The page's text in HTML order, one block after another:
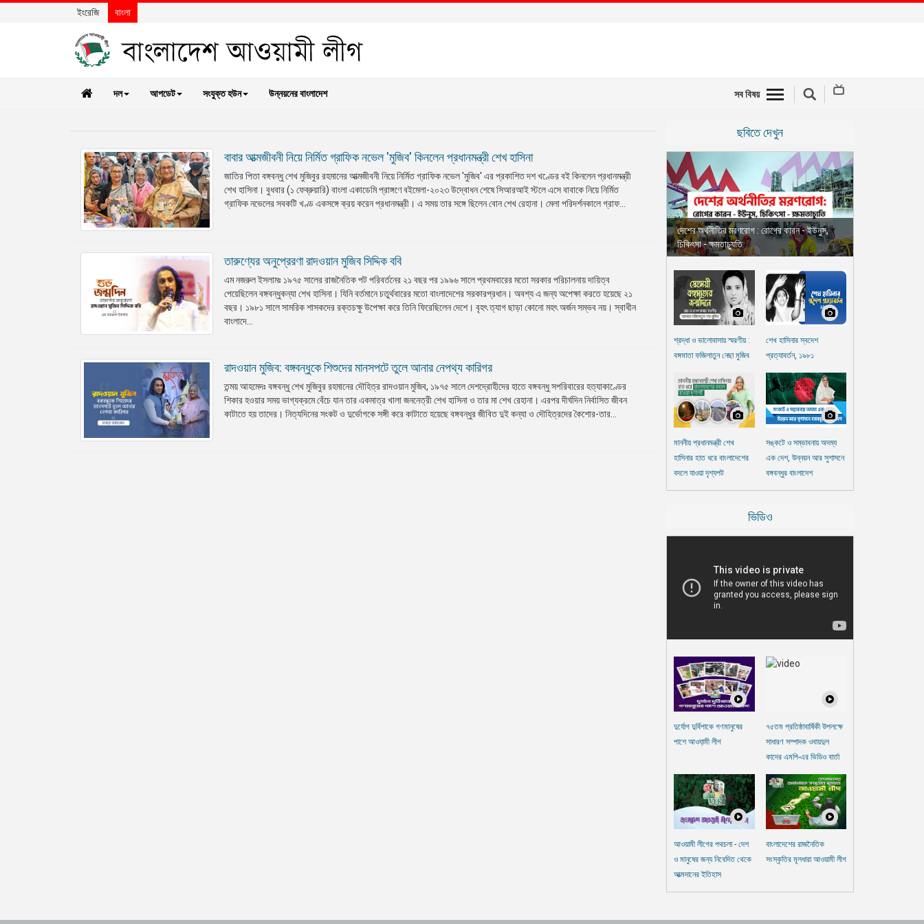
ইংরেজি বাংলা
দল আপডেট সংযুক্ত হউন উন্নয়নের বাংলাদেশ সব বিষয়
বাবার আত্মজীবনী নিয়ে নির্মিত গ্রাফিক নভেল 'মুজিব' কিনলেন প্রধানমন্ত্রী শেখ হাসিনা
জাতির পিতা বঙ্গবন্ধু শেখ মুজিবুর রহমানের আত্মজীবনী নিয়ে নির্মিত গ্রাফিক নভেল 'মুজিব' এর প্রকাশিত দশ খণ্ডের বই কিনলেন প্রধানমন্ত্রী
শেখ হাসিনা। বুধবার (১ ফেব্রুয়ারি) বাংলা একাডেমি প্রাঙ্গণে বইমেলা-২০২৩ উদ্বোধন শেষে সিআরআই স্টলে এসে বাবাকে নিয়ে নির্মিত
গ্রাফিক নভেলের সবকটি খণ্ড একসঙ্গে ক্রয় করেন প্রধানমন্ত্রী। এ সময় তার সঙ্গে ছিলেন বোন শেখ রেহানা। মেলা পরিদর্শনকালে গ্রাফ...
তারুণ্যের অনুপ্রেরণা রাদওয়ান মুজিব সিদ্দিক ববি
এম নজরুল ইসলামঃ ১৯৭৫ সালের রাজনৈতিক পট পরিবর্তনের ২১ বছর পর ১৯৯৬ সালে প্রথমবারের মতো সরকার পরিচালনায় দায়িত্ব
পেয়েছিলেন বঙ্গবন্ধুকন্যা শেখ হাসিনা। যিনি বর্তমানে চতুর্থবারের মতো বাংলাদেশের সরকারপ্রধান। অবশ্য এ জন্য অপেক্ষা করতে হয়েছে ২১
বছর। ১৯৮১ সালে সামরিক শাসকদের রক্তচক্ষু উপেক্ষা করে তিনি ফিরেছিলেন দেশে। বৃহৎ ত্যাগ ছাড়া কোনো মহৎ অর্জন সম্ভব নয়। স্বাধীন
বাংলাদে...
রাদওয়ান মুজিব: বঙ্গবন্ধুকে শিশুদের মানসপটে তুলে আনার নেপথ্য কারিগর
তন্ময় আহমেদঃ বঙ্গবন্ধু শেখ মুজিবুর রহমানের দৌহিত্র রাদওয়ান মুজিব, ১৯৭৫ সালে দেশদ্রোহীদের হাতে বঙ্গবন্ধু সপরিবারের হত্যাকাণ্ডের
শিকার হওয়ার সময় ভাগ্যক্রমে বেঁচে যান তার একমাত্র খালা জননেত্রী শেখ হাসিনা ও তার মা শেখ রেহানা। এরপর দীর্ঘদিন নির্বাসিত জীবন
কাটাতে হয় তাদের। নিত্যদিনের সংকট ও দুর্ভোগকে সঙ্গী করে কাটাতে হয়েছে বঙ্গবন্ধুর জীবিত দুই কন্যা ও দৌহিত্রদের কৈশোর-তার...
ছবিতে দেখুন
দেশের অর্থনীতির মরণরোগ : রোগের কারন - ইউনুস,
চিকিৎসা - ক্ষমতাচ্যুতি
শ্রদ্ধা ও ভালোবাসায় স্মরণীয় :
বঙ্গমাতা ফজিলাতুন নেছা মুজিব
শেখ হাসিনার স্বদেশ
প্রত্যাবর্তন, ১৯৮১
মাননীয় প্রধানমন্ত্রী শেখ
হাসিনার হাত ধরে বাংলাদেশের
বদলে যাওয়া দৃশ্যপট
সঙ্কটে ও সম্ভাবনায় অদম্য
এক দেশ, উন্নয়ন আর সুশাসনে
বঙ্গবন্ধুর বাংলাদেশ
ভিডিও
দুর্যোগ দুর্বিপাকে গণমানুষের
পাশে আওযা়মী লীগ
৭৫তম প্রতিষ্ঠাবার্ষিকী উপলক্ষে
সাধারণ সম্পাদক ওবায়দুল
কাদের এমপি-এর ভিডিও বার্তা
আওয়ামী লীগের পথচলা - দেশ
ও মানুষের জন্য নিবেদিত থেকে
আত্মদানের ইতিহাস
বাংলাদেশের রাজনৈতিক
সংস্কৃতির মূলধারা আওয়ামী লীগ